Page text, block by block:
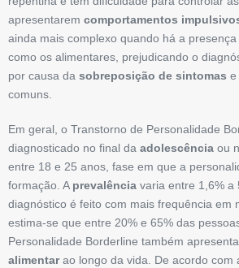
apresentarem comportamentos
ainda mais complexo quando há a
como os alimentares, prejudicando o
por causa da sobreposição de sintomas e
comuns.
Em geral, o Transtorno de Personalidade
diagnosticado no final da adolescência ou
entre 18 e 25 anos, fase em que a
formação. A prevalência varia entre 1,6% a
diagnóstico é feito com mais frequência em
estima-se que entre 20% e 65% das
Personalidade Borderline também
alimentarao longo da vida. De acordo com